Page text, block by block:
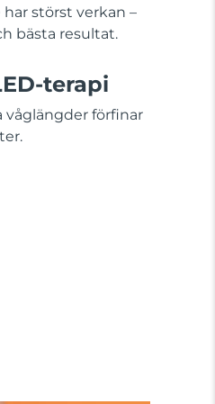
störst verkan –
bästa resultat.
terapi
våglängder förfinar